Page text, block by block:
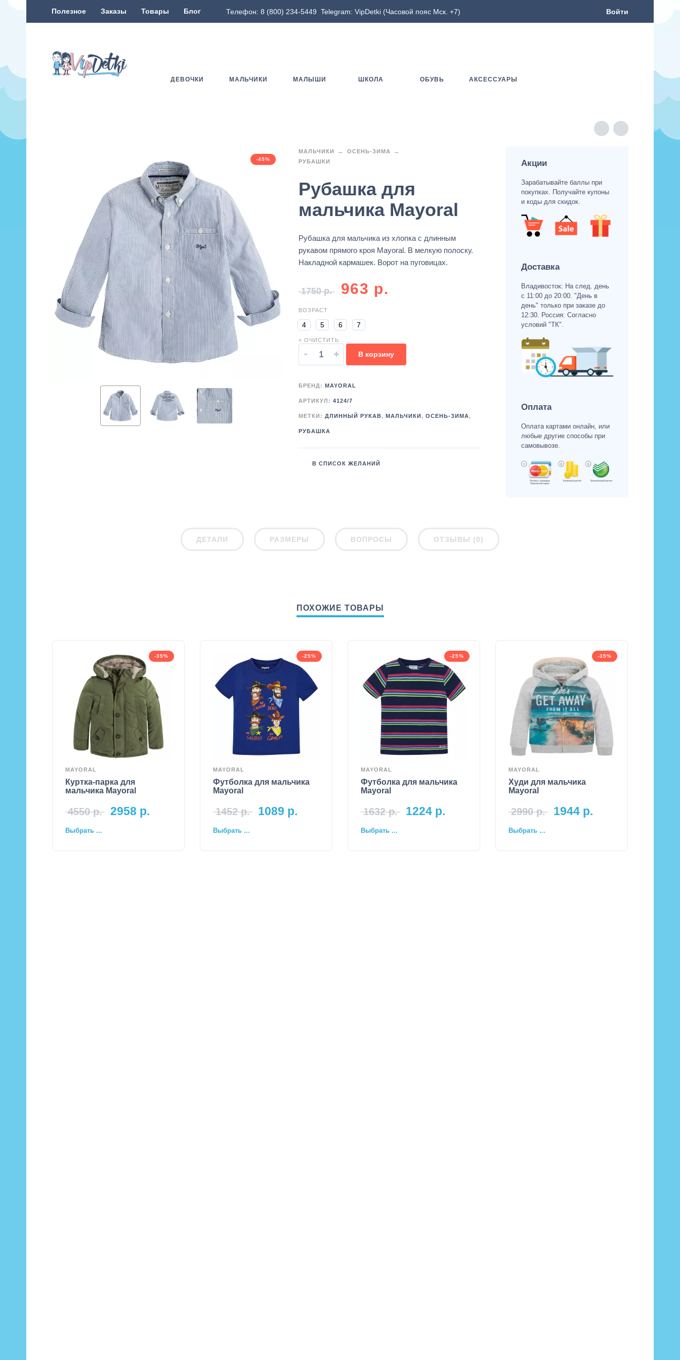
Полезное Заказы Товары Блог Телефон: 8 (800) 234-5449 Telegram: VipDetki (Часовой пояс Мск. +7) Войти
ДЕВОЧКИ МАЛЬЧИКИ МАЛЫШИ ШКОЛА ОБУВЬ АКСЕССУАРЫ
-45%
МАЛЬЧИКИ
ОСЕНЬ-ЗИМА
РУБАШКИ
Рубашка для
мальчика Mayoral
Рубашка для мальчика из хлопка с длинным
рукавом прямого кроя Mayoral. В мелкую полоску.
Накладной кармашек. Ворот на пуговицах.
1750р. 963 р.
ВОЗРАСТ
4 5 6 7
× ОЧИСТИТЬ
- + В корзину
БРЕНД: MAYORAL
АРТИКУЛ: 4124/7
МЕТКИ: ДЛИННЫЙ РУКАВ, МАЛЬЧИКИ , ОСЕНЬ-ЗИМА,
РУБАШКА
В СПИСОК ЖЕЛАНИЙ
Акции
Зарабатывайте баллы при
покупках. Получайте купоны
и коды для скидок.
Доставка
Владивосток: На след. день
с 11:00 до 20:00. "День в
день" только при заказе до
12:30. Россия: Согласно
условий "ТК".
Оплата
Оплата картами онлайн, или
любые другие способы при
самовывозе.
ДЕТАЛИ РАЗМЕРЫ ВОПРОСЫ ОТЗЫВЫ (0)
ПОХОЖИЕ ТОВАРЫ
-35%
MAYORAL
Куртка-парка для
мальчика Mayoral
4550р. 2958 р.
Выбрать ...
-25%
MAYORAL
Футболка для мальчика
Mayoral
1452р. 1089 р.
Выбрать ...
-25%
MAYORAL
Футболка для мальчика
Mayoral
1632р. 1224 р.
Выбрать ...
-35%
MAYORAL
Худи для мальчика
Mayoral
2990р. 1944 р.
Выбрать ...